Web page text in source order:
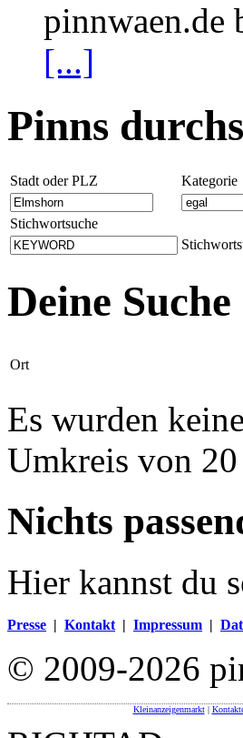
pinnwaen.de
[...]
Pinns
Stadt oder PLZ Kategorie
Stichwortsuche
Deine
Ort
Es wurden
Umkreis von
Nichts
Hier kannst du
Presse | Kontakt | Impressum |
© 2009-2026
Kleinanzeigenmarkt|